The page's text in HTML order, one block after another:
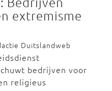
extremisme
Duitslandweb
bedrijven voor
religieus